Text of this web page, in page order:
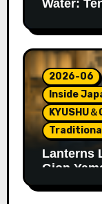
Water:
2026-06
Inside
KYUSHU
Lanterns
Gion